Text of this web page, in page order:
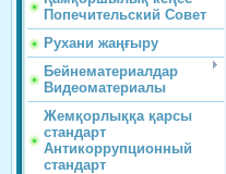
Попечительский Совет
Рухани жаңғыру
Бейнематериалдар
Видеоматериалы
Жемқорлыққа қарсы
стандарт
Антикоррупционный
стандарт